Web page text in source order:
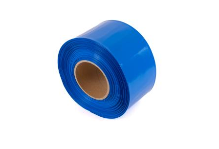
0.8 kg
Napájecí napětí 230V/50Hz
délka 250 mm, průměr 75
mm
0.82 kg